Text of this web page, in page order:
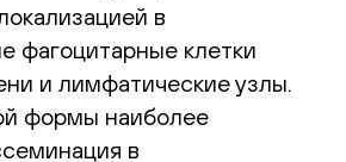
в
фагоцитарные клетки
и лимфатические узлы.
формы наиболее
в